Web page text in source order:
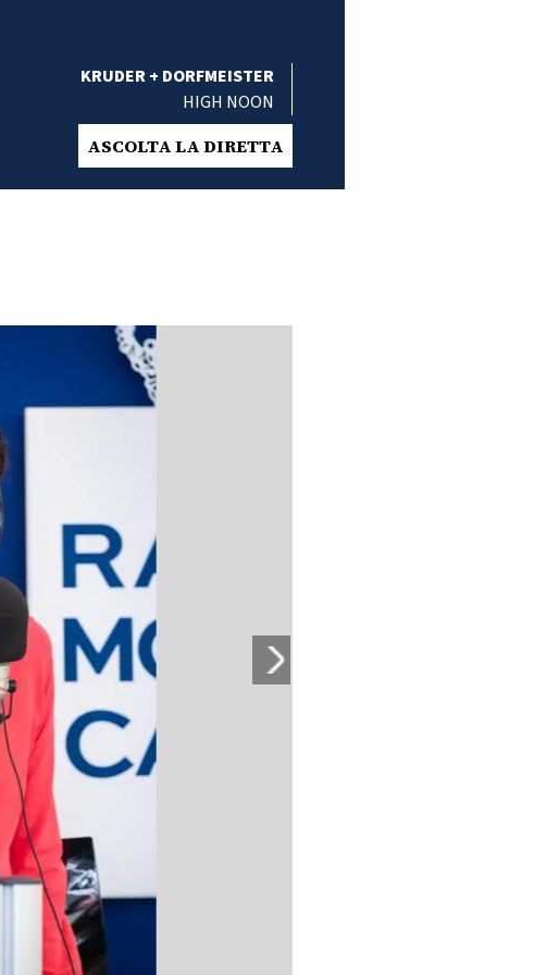
KRUDER + DORFMEISTER
HIGH NOON
ASCOLTA LA DIRETTA